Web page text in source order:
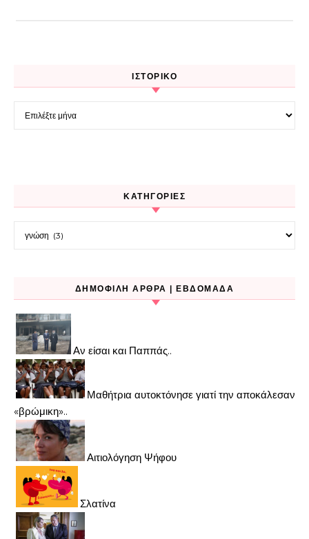
ΙΣΤΟΡΙΚΌ
KΑΤΗΓΟΡΊΕΣ
ΔΗΜΟΦΙΛΉ ΆΡΘΡΑ | ΕΒΔΟΜΆΔΑ
Αν είσαι και Παππάς..
Μαθήτρια αυτοκτόνησε γιατί την αποκάλεσαν
«βρώμικη»..
Αιτιολόγηση Ψήφου
Σλατίνα